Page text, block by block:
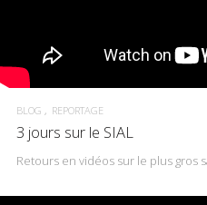
BLOG REPORTAGE
3 jours sur le SIAL
Retours en vidéos sur le plus gros